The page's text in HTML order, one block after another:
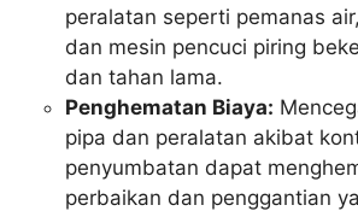
peralatan seperti pemanas
dan mesin pencuci piring
dan tahan lama.
Penghematan Biaya:
pipa dan peralatan akibat
penyumbatan dapat
perbaikan dan penggantian